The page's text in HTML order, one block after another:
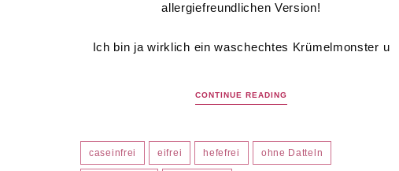
allergiefreundlichen Version!
Ich bin ja wirklich ein waschechtes Krümelmonster u
CONTINUE READING
caseinfrei eifrei hefefrei ohne Datteln